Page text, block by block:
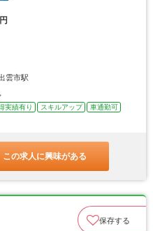
雲市駅
実績有り スキルアップ
車通勤可
この求人に興味がある
保存する